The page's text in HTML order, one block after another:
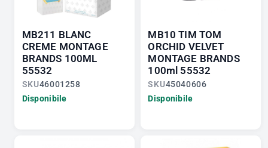
MB211 BLANC
CREME MONTAGE
BRANDS 100ML
55532
SKU46001258
Disponibile
MB10 TIM TOM
ORCHID VELVET
MONTAGE BRANDS
100ml 55532
SKU45040606
Disponibile